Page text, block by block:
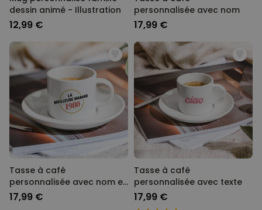
dessin animé - Illustration
12,99 €
personnalisée avec nom
17,99 €
Tasse à café
personnalisée avec nom et
année
17,99 €
Tasse à café
personnalisée avec texte
17,99 €
COMMERCIALISATION
NON CLASSÉ